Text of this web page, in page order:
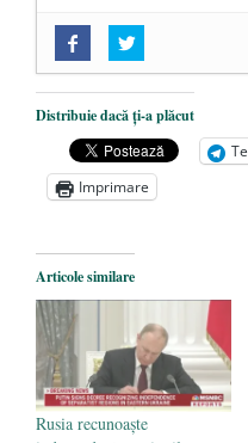
„Acum nu e
O nouă
amazoniană,
COP30 - 14
Alegeri controlate
Distribuie dacă ți-a plăcut
Imprimare
Articole similare
Rusia recunoaște